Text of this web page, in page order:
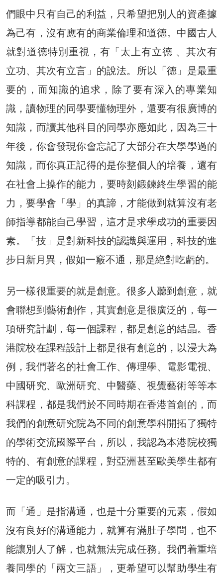
們眼中只有自己的利益，只希望把別人的資產據
為己有，沒有應有的商業倫理和道德。中國古人
就對道德特別重視，有「太上有立德 、其次有
立功、其次有立言」的說法。所以「德」是最重
要的，而知識的追求，除了要有深入的專業知
識，讀物理的同學要懂物理外，還要有很廣博的
知識，而讀其他科目的同學亦應如此，因為三十
年後，你會發現你會忘記了大部分在大學學過的
知識，而你真正記得的是你整個人的培養，還有
在社會上操作的能力，要時刻鍛鍊終生學習的能
力，要學會「學」的真諦，才能做到就算沒有老
師指導都能自己學習，這才是求學成功的重要因
素。「技」是對新科技的認識與運用，科技的進
步日新月異，假如一竅不通，那是絶對吃虧的。
另一樣很重要的就是創意。很多人聽到創意，就
會聯想到藝術創作，其實創意是很廣泛的，每一
項研究計劃，每一個課程，都是創意的結晶。香
港院校在課程設計上都是很有創意的，以浸大為
例，我們著名的社會工作、傳理學、電影電視、
中國研究、歐洲研究、中醫藥、視覺藝術等等本
科課程，都是我們於不同時期在香港首創的，而
我們的創意研究院為不同的創意學科開拓了獨特
的學術交流國際平台，所以，我認為本港院校獨
特的、有創意的課程，對亞洲甚至歐美學生都有
一定的吸引力。
而「通」是指溝通，也是十分重要的元素，假如
沒有良好的溝通能力，就算有滿肚子學問，也不
能讓別人了解，也就無法完成任務。我們着重培
養同學的「兩文三語」，更希望可以幫助學生有